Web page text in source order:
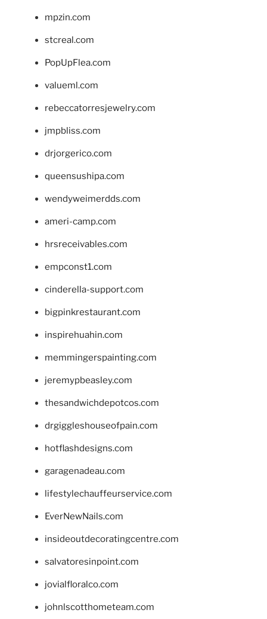
mpzin.com
stcreal.com
PopUpFlea.com
valueml.com
rebeccatorresjewelry.com
jmpbliss.com
drjorgerico.com
queensushipa.com
wendyweimerdds.com
ameri-camp.com
hrsreceivables.com
empconst1.com
cinderella-support.com
bigpinkrestaurant.com
inspirehuahin.com
memmingerspainting.com
jeremypbeasley.com
thesandwichdepotcos.com
drgiggleshouseofpain.com
hotflashdesigns.com
garagenadeau.com
lifestylechauffeurservice.com
EverNewNails.com
insideoutdecoratingcentre.com
salvatoresinpoint.com
jovialfloralco.com
johnlscotthometeam.com